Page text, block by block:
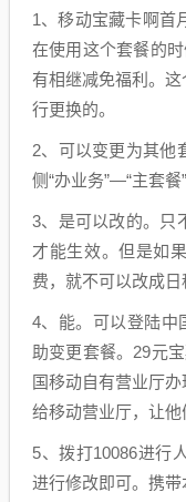
1、移动宝藏卡啊首
在使用这个套餐的
有相继减免福利。
行更换的。
2、可以变更为其他
侧“办业务”—“主套餐
3、是可以改的。只
才能生效。但是如
费，就不可以改成日
4、能。可以登陆中
助变更套餐。29元
国移动自有营业厅
给移动营业厅，让他
5、拨打10086进行
进行修改即可。携